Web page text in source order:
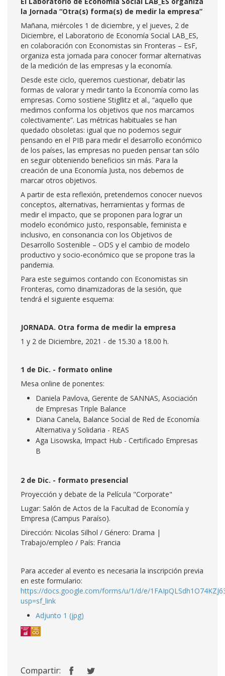
la Jornada “Otra(s) forma(s) de medir la empresa”
Mañana, miércoles 1 de diciembre, y el jueves, 2 de
Diciembre, el Laboratorio de Economía Social LAB_ES,
en colaboración con Economistas sin Fronteras – EsF,
organiza esta jornada para conocer formar alternativas
de la medición de las empresas y la economía.
Desde este ciclo, queremos cuestionar, debatir las
formas de valorar y medir tanto la Economía como las
empresas. Como sostiene Stigllitz et al., “aquello que
medimos conforma los objetivos que nos marcamos
colectivamente”. Las métricas habituales se han
quedado obsoletas: igual que no podemos seguir
pensando en el PIB para medir el desarrollo económico
de los países, las empresas no pueden pensar tan sólo
en seguir obteniendo beneficios sin más. Para la
creación de una Economía Justa, nos debemos de
marcar otros objetivos.
A partir de esta reflexión, pretendemos conocer nuevos
conceptos, alternativas, herramientas y formas de
medir el impacto, que se proponen para lograr un
modelo económico justo, responsable, feminista e
inclusivo, en consonancia con los Objetivos de
Desarrollo Sostenible – ODS y el cambio de modelo
productivo y socio-económico que se propone tras la
pandemia.
Para este seguimos contando con Economistas sin
Fronteras, como dinamizadoras de la sesión, que
tendrá el siguiente esquema:
JORNADA. Otra forma de medir la empresa
1 y 2 de Diciembre, 2021 - de 15.30 a 18.00 h.
1 de Dic. - formato online
Mesa online de ponentes:
Daniela Pavlova, Gerente de SANNAS, Asociación
de Empresas Triple Balance
Diana Canela, Balance Social de Red de Economía
Alternativa y Solidaria - REAS
Aga Lisowska, Impact Hub - Certificado Empresas
B
2 de Dic. - formato presencial
Proyección y debate de la Película "Corporate"
Lugar: Salón de Actos de la Facultad de Economía y
Empresa (Campus Paraíso).
Dirección: Nicolas Silhol / Género: Drama |
Trabajo/empleo / País: Francia
Para acceder al evento es necesaria la inscripción previa
en este formulario:
https://docs.google.com/forms/u/1/d/e/
usp=sf_link
Adjunto 1 (jpg)
Compartir: